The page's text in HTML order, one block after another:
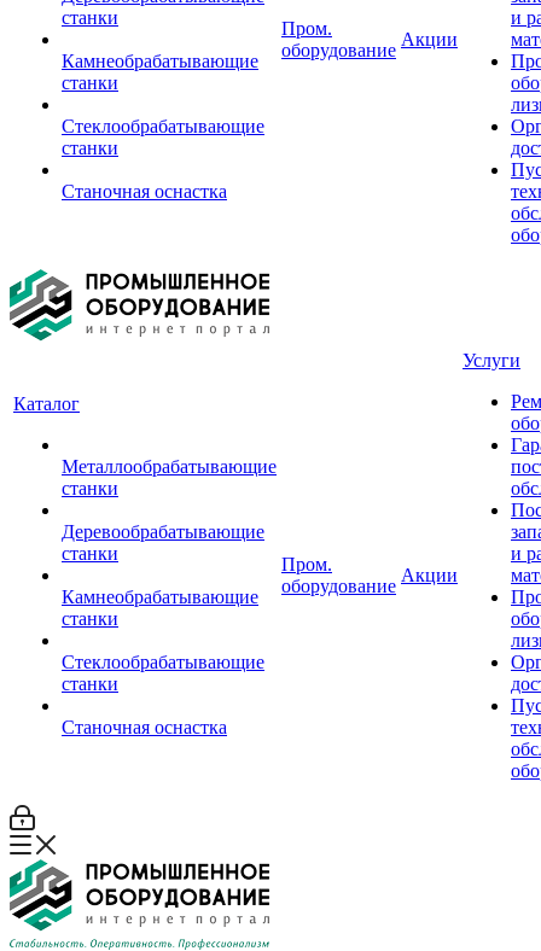
станки
Камнеобрабатывающие
станки
Стеклообрабатывающие
станки
Станочная оснастка
Пром.
оборудование
Акции
и
Каталог
Металлообрабатывающие
станки
Деревообрабатывающие
станки
Камнеобрабатывающие
станки
Стеклообрабатывающие
станки
Станочная оснастка
Пром.
оборудование
Акции
Услуги
и